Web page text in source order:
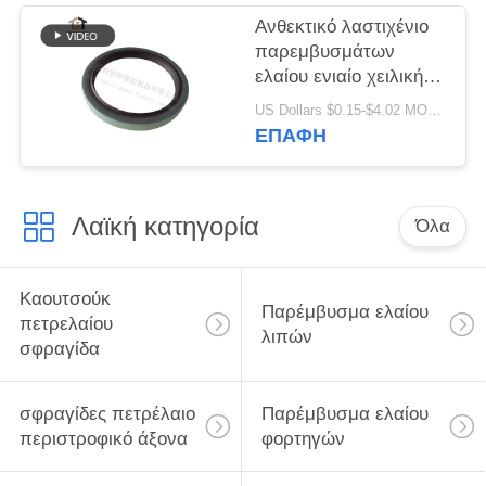
εσωτερικό
περιστροφικό
παρέμβυσμα ελαίου
Ανθεκτικό λαστιχένιο
παρεμβυσμάτων
ελαίου ενιαίο χειλικής
φυματίωσης τύπων
ποιοτικό υλικό
US Dollars $0.15-$4.02 MOQ:20pcs
ΕΠΑΦΉ
Λαϊκή κατηγορία Όλα
Καουτσούκ
πετρελαίου
σφραγίδα
Παρέμβυσμα ελαίου
λιπών
σφραγίδες πετρέλαιο
περιστροφικό άξονα
Παρέμβυσμα ελαίου
φορτηγών